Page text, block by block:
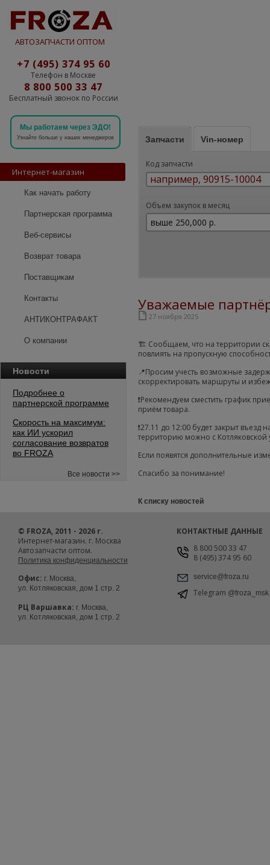
АВТОЗАПЧАСТИ ОПТОМ
+7 (495) 374 95 60
Телефон в Москве
8 800 500 33 47
Бесплатный звонок по России
Мы работаем через ЭДО!
Узнайте больше у наших менеджеров
Интернет-магазин
Как начать работу
Партнерская программа
Веб-сервисы
Возврат товара
Поставщикам
Контакты
АНТИКОНТРАФАКТ
О компании
Новости
Подробнее о
партнерской программе
Скорость на максимум:
как ИИ ускорил
согласование возвратов
во FROZA
Все новости >>
Запчасти Vin-номер
Код запчасти
Объем закупок в месяц
Уважаемые
27 ноября 2025
🏗 Сообщаем, что на территории
повлиять на пропускную
📍Просим учесть возможные
скорректировать маршруты и
❗️Рекомендуем сместить график
приём товара.
❗️27.11 до 12:00 будет закрыт
территорию можно с
Если появятся дополнительные
Спасибо за понимание!
К списку новостей
© FROZA, 2011 - 2026 г.
Интернет-магазин. г. Москва
Автозапчасти оптом.
Политика конфиденциальности
Офис: г. Москва,
ул. Котляковская, дом 1 стр. 2
РЦ Варшавка: г. Москва,
ул. Котляковская, дом 1 стр. 2
КОНТАКТНЫЕ ДАННЫЕ
8 800 500 33 47
8 (495) 374 95 60
service@froza.ru
Telegram @froza_msk